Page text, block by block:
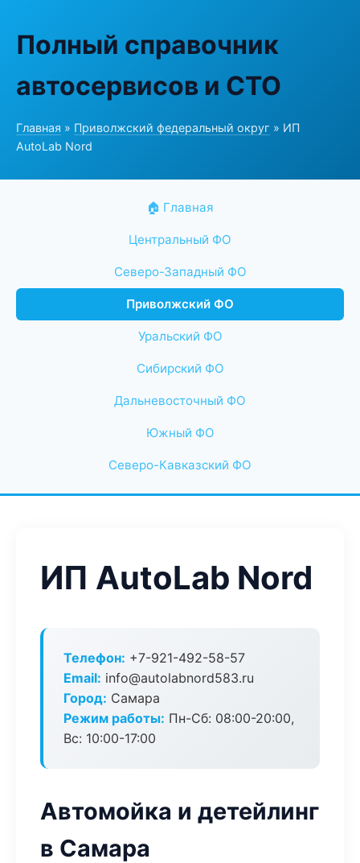
Полный справочник
автосервисов и СТО
Главная » Приволжский федеральный округ » ИП
AutoLab Nord
🏠 Главная
Центральный ФО
Северо-Западный ФО
Приволжский ФО
Уральский ФО
Сибирский ФО
Дальневосточный ФО
Южный ФО
Северо-Кавказский ФО
ИП AutoLab Nord
Телефон: +7-921-492-58-57
Email: info@autolabnord583.ru
Город: Самара
Режим работы: Пн-Сб: 08:00-20:00,
Вс: 10:00-17:00
Автомойка и детейлинг
в Самара